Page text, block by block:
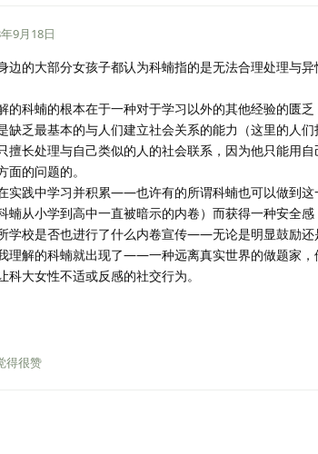
9月18日
边的大部分女孩子都认为科蝻指的是无法合理处理与
的科蝻的根本在于一种对于学习以外的其他经验的匮
乏最基本的与人们建立社会关系的能力（这里的人
长处理与自己类似的人的社会联系，因为他只能用
的问题的。
实践中学习并积累——也许有的所谓科蝻也可以做到这
从小学到高中一直被暗示的内卷）而获得一种安全
学校是否也进行了什么内卷宣传——无论是明显鼓励
理解的科蝻就出现了——一种远离真实世界的做题家
大女性不适或反感的社交行为。
得很赞